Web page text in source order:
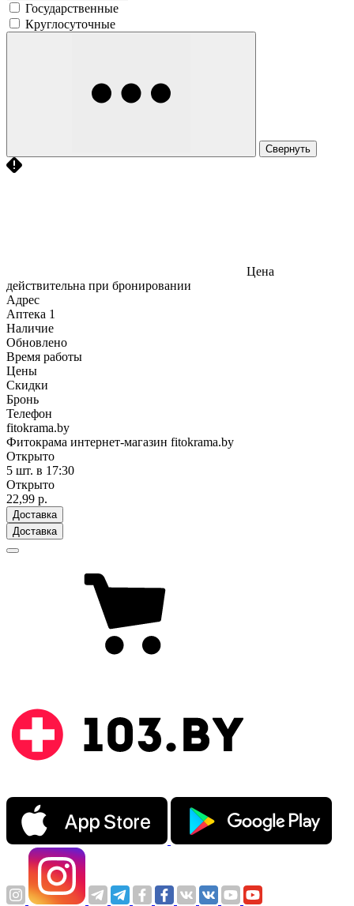
Государственные
Круглосуточные
Свернуть
Цена
действительна при бронировании
Адрес
Аптека 1
Наличие
Обновлено
Время работы
Цены
Скидки
Бронь
Телефон
fitokrama.by
Фитокрама интернет-магазин fitokrama.by
Открыто
5 шт. в 17:30
Открыто
22,99 р.
Доставка
Доставка